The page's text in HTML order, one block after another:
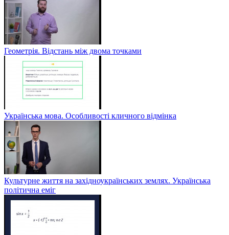
Геометрія. Відстань між двома точками
Українська мова. Особливості кличного відмінка
Культурне життя на західноукраїнських землях. Українська
політична еміг